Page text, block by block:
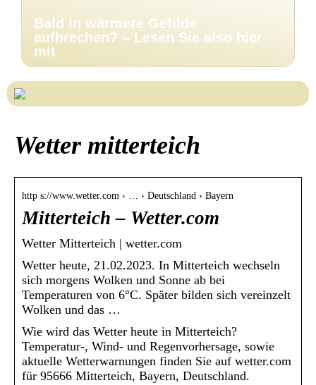
Bald in wärmere Gefilde
aufbrechen? – Lesen Sie also hier
mit
Wetter mitterteich
http s://www.wetter.com › … › Deutschland › Bayern
Mitterteich – Wetter.com
Wetter Mitterteich | wetter.com
Wetter heute, 21.02.2023. In Mitterteich wechseln
sich morgens Wolken und Sonne ab bei
Temperaturen von 6°C. Später bilden sich vereinzelt
Wolken und das …
Wie wird das Wetter heute in Mitterteich?
Temperatur-, Wind- und Regenvorhersage, sowie
aktuelle Wetterwarnungen finden Sie auf wetter.com
für 95666 Mitterteich, Bayern, Deutschland.